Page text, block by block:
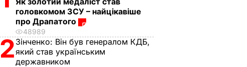
головкомом ЗСУ – найцікавіше
про Драпатого
48989
2 Зінченко: Він був генералом КДБ,
який став українським
державником